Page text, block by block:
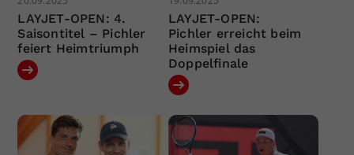
LAYJET-OPEN: 4.
Saisontitel – Pichler
feiert Heimtriumph
LAYJET-OPEN:
Pichler erreicht beim
Heimspiel das
Doppelfinale